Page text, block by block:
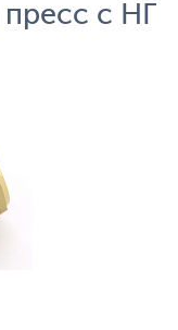
с НГ